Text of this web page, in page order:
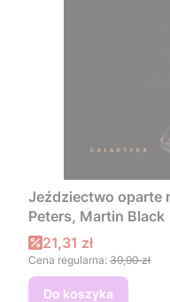
Jeździectwo oparte
Peters, Martin Black
Cena promocyjna
21,31 zł
Cena regularna: 39,90 zł
Do koszyka